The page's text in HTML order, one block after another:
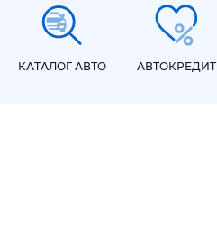
КАТАЛОГ АВТО АВТОКРЕДИТ